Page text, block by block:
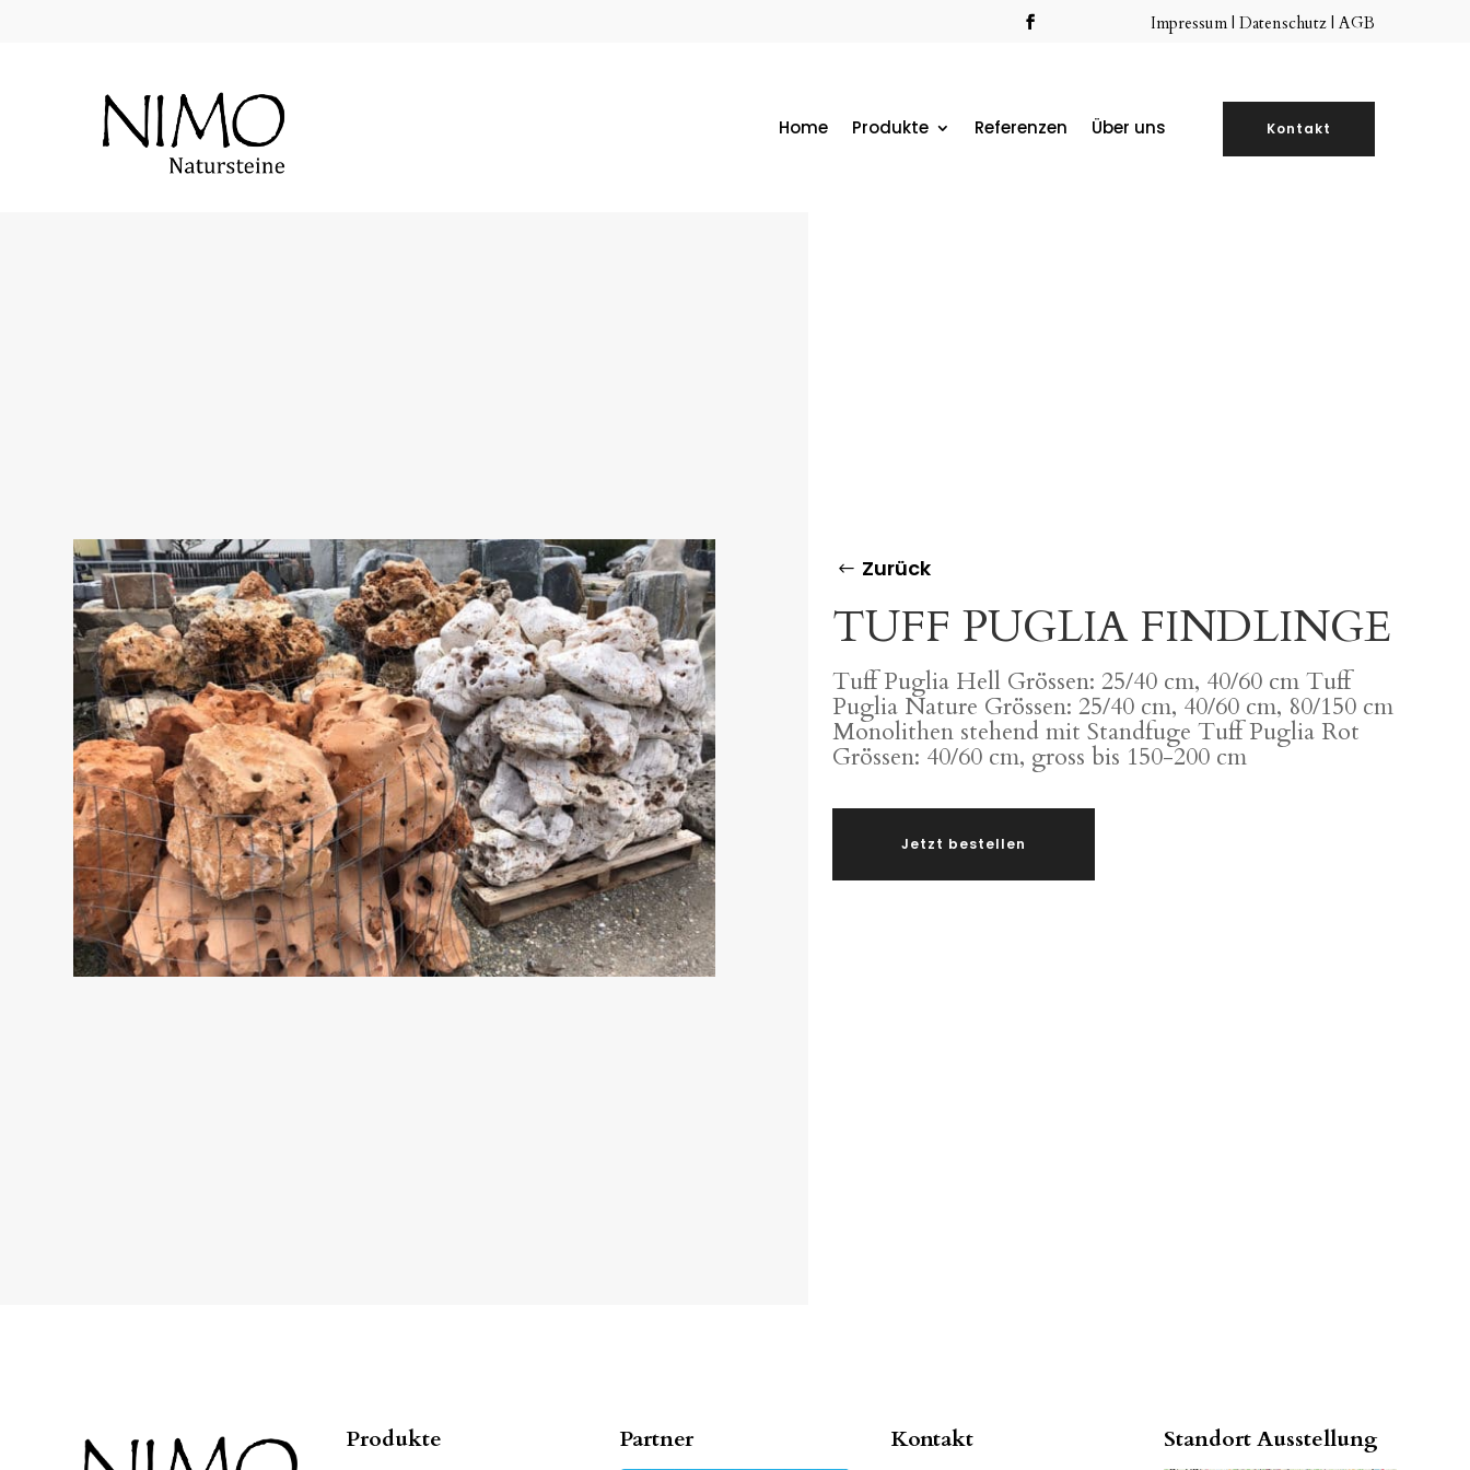
Impressum | Datenschutz | AGB
Home Produkte Referenzen Über uns Kontakt
Zurück
TUFF PUGLIA FINDLINGE
Tuff Puglia Hell Grössen: 25/40 cm, 40/60 cm Tuff
Puglia Nature Grössen: 25/40 cm, 40/60 cm, 80/150 cm
Monolithen stehend mit Standfuge Tuff Puglia Rot
Grössen: 40/60 cm, gross bis 150-200 cm
Jetzt bestellen
Produkte Partner Kontakt Standort Ausstellung